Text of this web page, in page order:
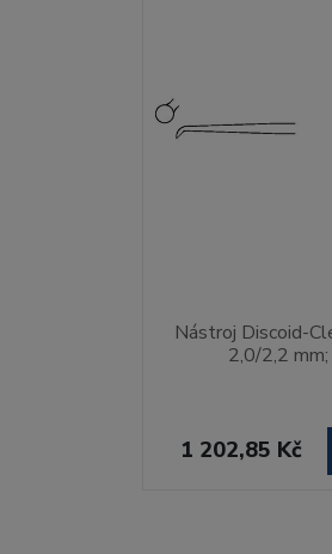
Nástroj Discoid-
2,0/2,2
1 202,85 Kč